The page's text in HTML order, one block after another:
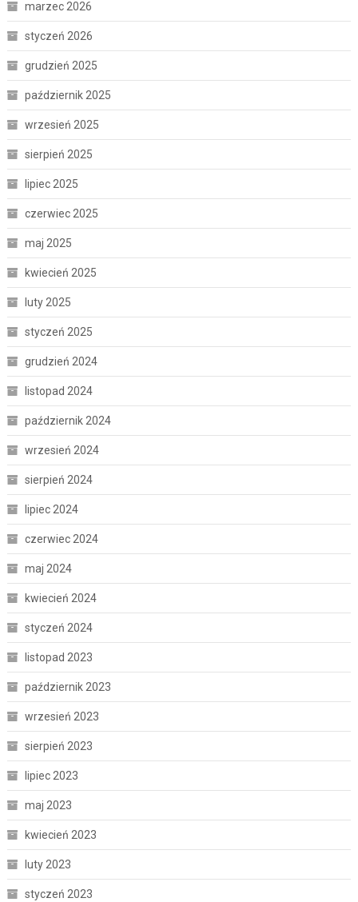
marzec 2026
styczeń 2026
grudzień 2025
październik 2025
wrzesień 2025
sierpień 2025
lipiec 2025
czerwiec 2025
maj 2025
kwiecień 2025
luty 2025
styczeń 2025
grudzień 2024
listopad 2024
październik 2024
wrzesień 2024
sierpień 2024
lipiec 2024
czerwiec 2024
maj 2024
kwiecień 2024
styczeń 2024
listopad 2023
październik 2023
wrzesień 2023
sierpień 2023
lipiec 2023
maj 2023
kwiecień 2023
luty 2023
styczeń 2023